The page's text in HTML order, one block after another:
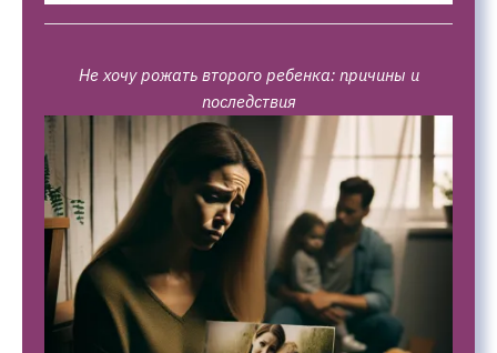
Не хочу рожать второго ребенка: причины и
последствия